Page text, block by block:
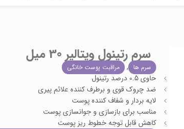
سرم رتینول ویتالیر 30 میل
سرم ها , مراقبت پوست خانگی
حاوی 0.5 درصد رتینول
ضد چروک قوی و برطرف کننده علائم پیری
لایه بردار و شفاف کننده پوست
مناسب برای بازسازی و جوانسازی پوست
کاهش قابل توجه خطوط ریز پوست